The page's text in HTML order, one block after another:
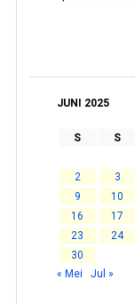
JUNI 2025
S S
2
3
9
10
16
17
23
24
30
« Mei
Jul »